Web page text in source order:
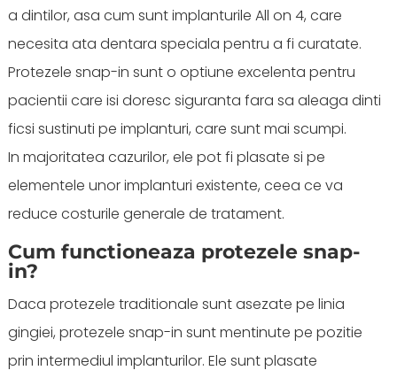
a dintilor, asa cum sunt implanturile All on 4, care
necesita ata dentara speciala pentru a fi curatate.
Protezele snap-in sunt o optiune excelenta pentru
pacientii care isi doresc siguranta fara sa aleaga dinti
ficsi sustinuti pe implanturi, care sunt mai scumpi.
In majoritatea cazurilor, ele pot fi plasate si pe
elementele unor implanturi existente, ceea ce va
reduce costurile generale de tratament.
Cum functioneaza protezele snap-
in?
Daca protezele traditionale sunt asezate pe linia
gingiei, protezele snap-in sunt mentinute pe pozitie
prin intermediul implanturilor. Ele sunt plasate